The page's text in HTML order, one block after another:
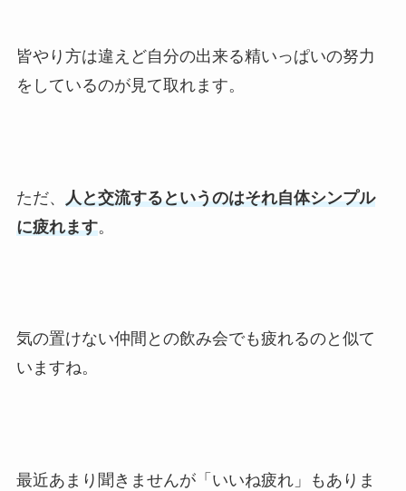
皆やり方は違えど自分の出来る精いっぱいの努力
をしているのが見て取れます。
ただ、 人と交流するというのはそれ自体シンプル
に疲れます。
気の置けない仲間との飲み会でも疲れるのと似て
いますね。
最近あまり聞きませんが「いいね疲れ」もありま